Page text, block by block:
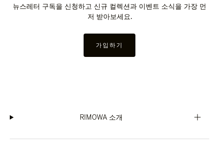
뉴스레터 구독을 신청하고 신규 컬렉션과 이벤트 소식을 가장 먼
저 받아보세요.
가입하기
RIMOWA 소개